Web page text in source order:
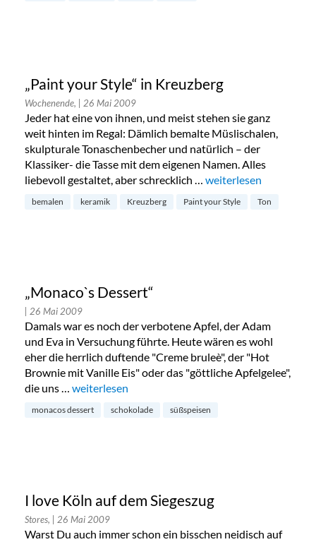
„Paint your Style“ in Kreuzberg
Wochenende, | 26 Mai 2009
Jeder hat eine von ihnen, und meist stehen sie ganz
weit hinten im Regal: Dämlich bemalte Müslischalen,
skulpturale Tonaschenbecher und natürlich – der
Klassiker- die Tasse mit dem eigenen Namen. Alles
liebevoll gestaltet, aber schrecklich … „„Paint your Style“ in
weiterlesen
bemalen keramik Kreuzberg Paint your Style Ton
„Monaco`s Dessert“
| 26 Mai 2009
Damals war es noch der verbotene Apfel, der Adam
und Eva in Versuchung führte. Heute wären es wohl
eher die herrlich duftende "Creme bruleè", der "Hot
Brownie mit Vanille Eis" oder das "göttliche Apfelgelee",
die uns … „„Monaco`s Dessert““
weiterlesen
monacos dessert schokolade süßspeisen
I love Köln auf dem Siegeszug
Stores, | 26 Mai 2009
Warst Du auch immer schon ein bisschen neidisch auf